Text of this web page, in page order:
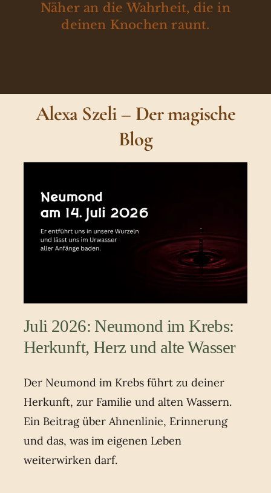
Näher an die Wahrheit, die in
deinen Knochen raunt.
Alexa Szeli – Der magische
Blog
Juli 2026: Neumond im Krebs:
Herkunft, Herz und alte Wasser
Der Neumond im Krebs führt zu deiner
Herkunft, zur Familie und alten Wassern.
Ein Beitrag über Ahnenlinie, Erinnerung
und das, was im eigenen Leben
weiterwirken darf.